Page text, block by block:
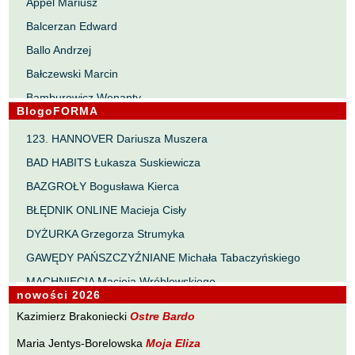
Balcerzan Edward
Ballo Andrzej
Bałczewski Marcin
Bamburowicz Wenanty
Bawołek Waldemar
Bereza Henryk
Berezin Kostia
Bielawa Jacek
Biernacka Alina
Bieszczad Maciej
Bigoszewska Maria
Bitner Dariusz
Błahy Jarosław
BlogoFORMA
123. HANNOVER Dariusza Muszera
BAD HABITS Łukasza Suskiewicza
BAZGROŁY Bogusława Kierca
BŁĘDNIK ONLINE Macieja Cisły
DYŻURKA Grzegorza Strumyka
GAWĘDY PAŃSZCZYŹNIANE Michała Tabaczyńskiego
MACHNIĘCIA Macieja Wróblewskiego
MAŁOMIASTECZKOWE ZRYWY Zbigniewa Wojciechowicza
nowości 2026
Kazimierz BrakonieckiOstre Bardo
Maria Jentys-BorelowskaMoja Eliza